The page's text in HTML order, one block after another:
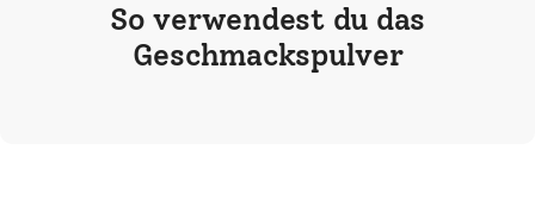
So verwendest du das
Geschmackspulver